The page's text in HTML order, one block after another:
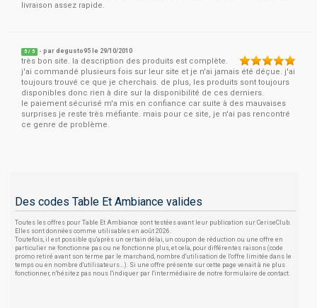
livraison assez rapide.
5 / 5 - pardegusto95 le 29/10/2010
très bon site. la description des produits est complète.
j'ai commandé plusieurs fois sur leur site et je n'ai jamais été déçue. j'ai
toujours trouvé ce que je cherchais. de plus, les produits sont toujours
disponibles donc rien à dire sur la disponibilité de ces derniers.
le paiement sécurisé m'a mis en confiance car suite à des mauvaises
surprises je reste très méfiante. mais pour ce site, je n'ai pas rencontré
ce genre de problème.
Des codes Table Et Ambiance valides
Toutes les offres pour Table Et Ambiance sont testées avant leur publication sur CeriseClub.
Elles sont données comme utilisables en août 2026.
Toutefois, il est possible qu'après un certain délai, un coupon de réduction ou une offre en
particulier ne fonctionne pas ou ne fonctionne plus, et cela, pour différentes raisons (code
promo retiré avant son terme par le marchand, nombre d'utilisation de l'offre limitée dans le
temps ou en nombre d'utilisateurs...). Si une offre présente sur cette page venait à ne plus
fonctionner, n'hésitez pas nous l'indiquer par l'intermédiaire de notre formulaire de contact.